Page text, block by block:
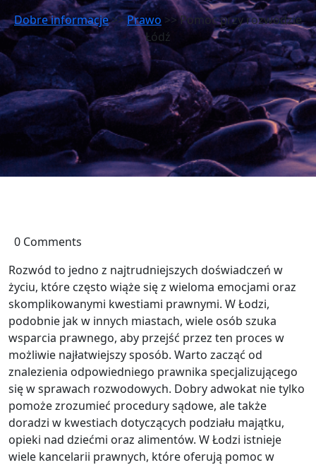
Dobre informacje>>Prawo >> Pomoc przy rozwodzie
Łódź
0 Comments
Rozwód to jedno z najtrudniejszych doświadczeń w
życiu, które często wiąże się z wieloma emocjami oraz
skomplikowanymi kwestiami prawnymi. W Łodzi,
podobnie jak w innych miastach, wiele osób szuka
wsparcia prawnego, aby przejść przez ten proces w
możliwie najłatwiejszy sposób. Warto zacząć od
znalezienia odpowiedniego prawnika specjalizującego
się w sprawach rozwodowych. Dobry adwokat nie tylko
pomoże zrozumieć procedury sądowe, ale także
doradzi w kwestiach dotyczących podziału majątku,
opieki nad dziećmi oraz alimentów. W Łodzi istnieje
wiele kancelarii prawnych, które oferują pomoc w